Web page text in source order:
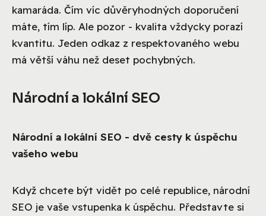
kamaráda. Čím víc důvěryhodných doporučení
máte, tím líp. Ale pozor - kvalita vždycky porazí
kvantitu. Jeden odkaz z respektovaného webu
má větší váhu než deset pochybných.
Národní a lokální SEO
Národní a lokální SEO - dvě cesty k úspěchu
vašeho webu
Když chcete být vidět po celé republice, národní
SEO je vaše vstupenka k úspěchu. Představte si